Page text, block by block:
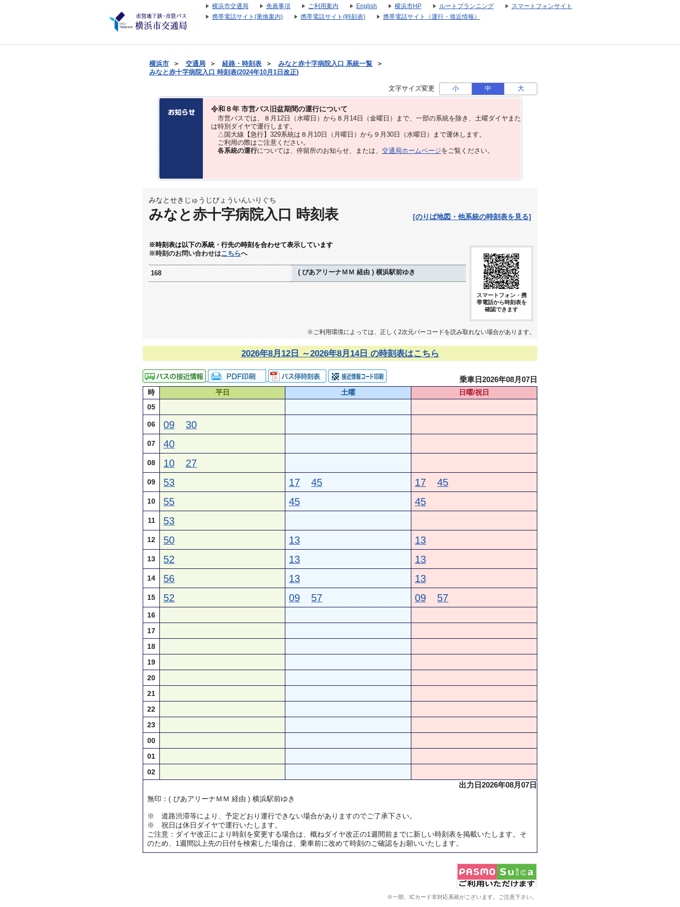
横浜市交通局 免責事項 ご利用案内 English 横浜市HP ルートプランニング
スマートフォンサイト
携帯電話サイト(乗換案内)
携帯電話サイト(時刻表) 携帯電話サイト（運行・接近情報）
横浜市 ＞ 交通局 ＞ 経路・時刻表 ＞ みなと赤十字病院入口 系統一覧 ＞
みなと赤十字病院入口 時刻表(2024年10月1日改正)
文字サイズ変更 小 中 大
令和８年 市営バス旧盆期間の運行について
市営バスでは、８⽉12⽇（水曜日）から８⽉14⽇（金曜日）まで、⼀部の系統を除き、⼟曜ダイヤまた
は特別ダイヤで運⾏します。
△国大線【急行】329系統は８月10日（月曜日）から９月30日（水曜日）まで運休します。
ご利用の際はご注意ください。
各系統の運行については、停留所のお知らせ、または、 交通局ホームページをご覧ください。
みなとせきじゅうじびょういんいりぐち
みなと赤十字病院入口 時刻表 [のりば地図・他系統の時刻表を見る]
※時刻表は以下の系統・行先の時刻を合わせて表示しています
※時刻のお問い合わせはこちらへ
168 ( ぴあアリーナＭＭ 経由 ) 横浜駅前ゆき
スマートフォン・携
帯電話から時刻表を
確認できます
※ご利用環境によっては、正しく2次元バーコードを読み取れない場合があります。
2026年8月12日 ～2026年8月14日 の時刻表はこちら
乗車日2026年08月07日
時 平日 土曜
日曜/祝日
05
06 09 30
07 40
08 10 27
09 53 17 45 17 45
10 55 45 45
11 53
12 50 13 13
13 52 13 13
14 56 13 13
15 52 09 57 09 57
16
17
18
19
20
21
22
23
00
01
02
出力日2026年08月07日
無印：( ぴあアリーナＭＭ 経由 ) 横浜駅前ゆき
※ 道路渋滞等により、予定どおり運行できない場合がありますのでご了承下さい。
※ 祝日は休日ダイヤで運行いたします。
ご注意：ダイヤ改正により時刻を変更する場合は、概ねダイヤ改正の1週間前までに新しい時刻表を掲載いたします。そ
のため、1週間以上先の日付を検索した場合は、乗車前に改めて時刻のご確認をお願いいたします。
※一部、ICカード非対応系統がございます。ご注意下さい。